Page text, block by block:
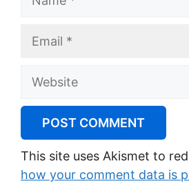
Email
Website
This site uses Akismet to
how your comment data is